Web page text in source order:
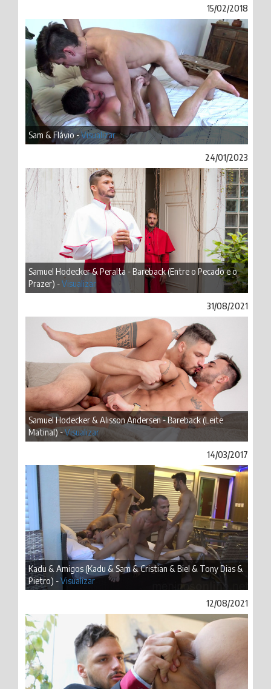
15/02/2018
Sam & Flávio -Visualizar
24/01/2023
Samuel Hodecker & Peralta - Bareback (Entre o Pecado e o
Prazer) -Visualizar
31/08/2021
Samuel Hodecker & Alisson Andersen - Bareback (Leite
Matinal) -Visualizar
14/03/2017
Kadu & Amigos (Kadu & Sam & Cristian & Biel & Tony Dias &
Pietro) -Visualizar
12/08/2021